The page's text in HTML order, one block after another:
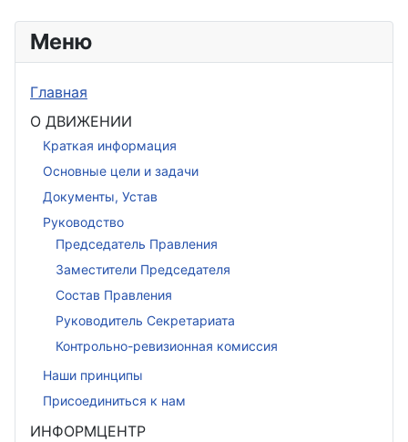
Меню
Главная
О ДВИЖЕНИИ
Краткая информация
Основные цели и задачи
Документы, Устав
Руководство
Председатель Правления
Заместители Председателя
Состав Правления
Руководитель Секретариата
Контрольно-ревизионная комиссия
Наши принципы
Присоединиться к нам
ИНФОРМЦЕНТР